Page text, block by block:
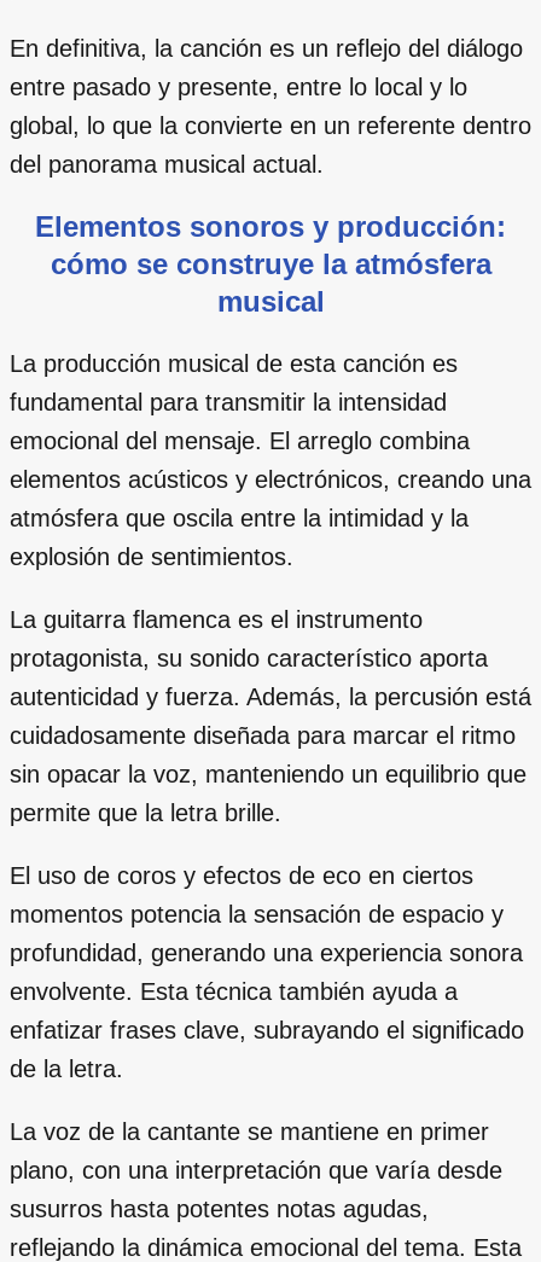
En definitiva, la canción es un reflejo del diálogo
entre pasado y presente, entre lo local y lo
global, lo que la convierte en un referente dentro
del panorama musical actual.
Elementos sonoros y producción:
cómo se construye la atmósfera
musical
La producción musical de esta canción es
fundamental para transmitir la intensidad
emocional del mensaje. El arreglo combina
elementos acústicos y electrónicos, creando una
atmósfera que oscila entre la intimidad y la
explosión de sentimientos.
La guitarra flamenca es el instrumento
protagonista, su sonido característico aporta
autenticidad y fuerza. Además, la percusión está
cuidadosamente diseñada para marcar el ritmo
sin opacar la voz, manteniendo un equilibrio que
permite que la letra brille.
El uso de coros y efectos de eco en ciertos
momentos potencia la sensación de espacio y
profundidad, generando una experiencia sonora
envolvente. Esta técnica también ayuda a
enfatizar frases clave, subrayando el significado
de la letra.
La voz de la cantante se mantiene en primer
plano, con una interpretación que varía desde
susurros hasta potentes notas agudas,
reflejando la dinámica emocional del tema. Esta